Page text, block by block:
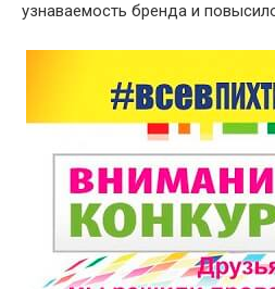
узнаваемость бренда и